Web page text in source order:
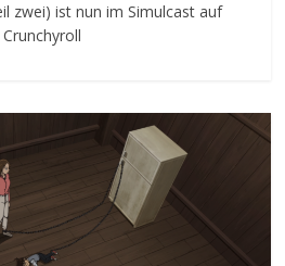
zwei) ist nun im Simulcast auf
Crunchyroll